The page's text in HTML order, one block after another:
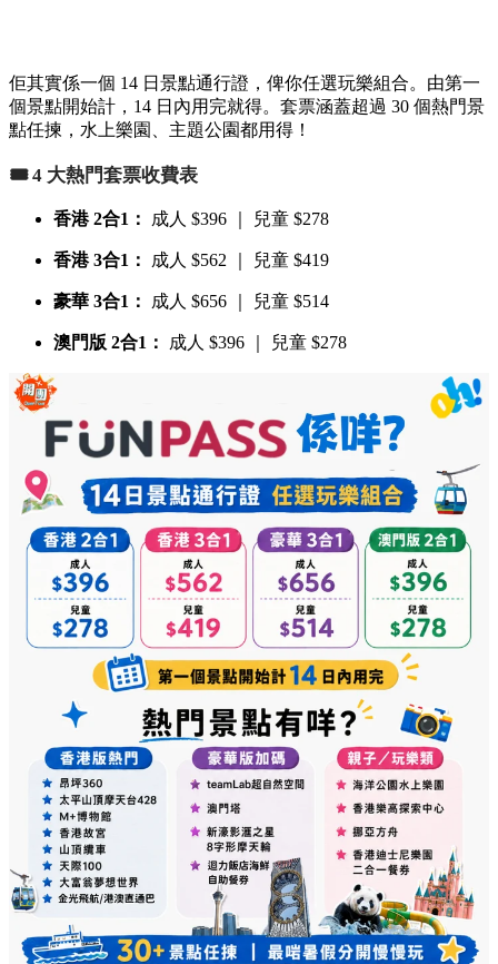
佢其實係一個 14 日景點通行證，俾你任選玩樂組合。由第一
個景點開始計，14 日內用完就得。套票涵蓋超過 30 個熱門景
點任揀，水上樂園、主題公園都用得！
🎟️ 4 大熱門套票收費表
香港 2合1： 成人 $396 ｜ 兒童 $278
香港 3合1： 成人 $562 ｜ 兒童 $419
豪華 3合1： 成人 $656 ｜ 兒童 $514
澳門版 2合1： 成人 $396 ｜ 兒童 $278